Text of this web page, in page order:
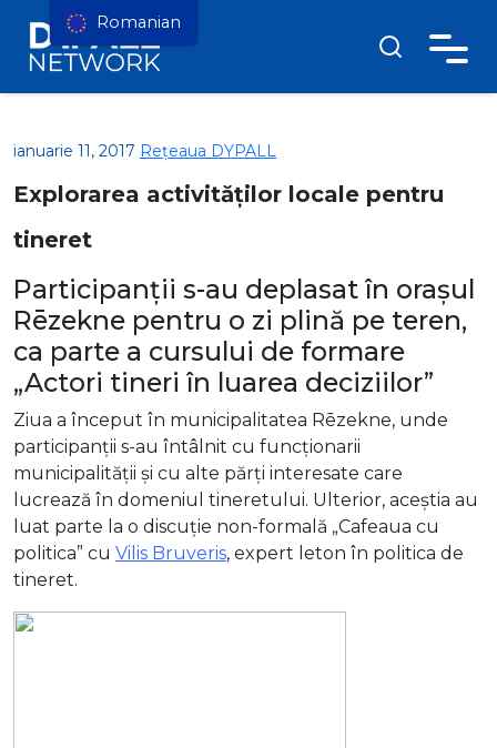
ianuarie 11, 2017 Rețeaua DYPALL
Explorarea activităților locale pentru
tineret
Participanții s-au deplasat în orașul
Rēzekne pentru o zi plină pe teren,
ca parte a cursului de formare
„Actori tineri în luarea deciziilor”
Ziua a început în municipalitatea Rēzekne, unde
participanții s-au întâlnit cu funcționarii
municipalității și cu alte părți interesate care
lucrează în domeniul tineretului. Ulterior, aceștia au
luat parte la o discuție non-formală „Cafeaua cu
politica” cu Vilis Bruveris, expert leton în politica de
tineret.
Romanian